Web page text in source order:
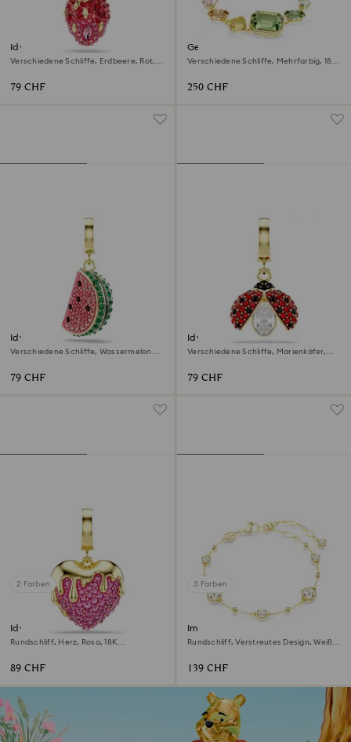
Idyllia Charm
Verschiedene Schliffe, Erdbeere, Rot,
79 CHF
Gema Armband
Verschiedene Schliffe, Mehrfarbig, 18K
250 CHF
Idyllia Charm
Verschiedene Schliffe, Wassermelone,
79 CHF
Idyllia Charm
Verschiedene Schliffe, Marienkäfer,
79 CHF
2 Farben
Idyllia Charm
Rundschliff, Herz, Rosa, 18K
89 CHF
3 Farben
Imber Armband
Rundschliff, Verstreutes Design, Weiß,
139 CHF